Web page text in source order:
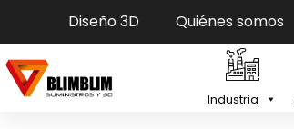
Diseño 3D Quiénes somos
Industria